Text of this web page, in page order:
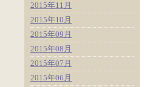
2015年11月
2015年10月
2015年09月
2015年08月
2015年07月
2015年06月